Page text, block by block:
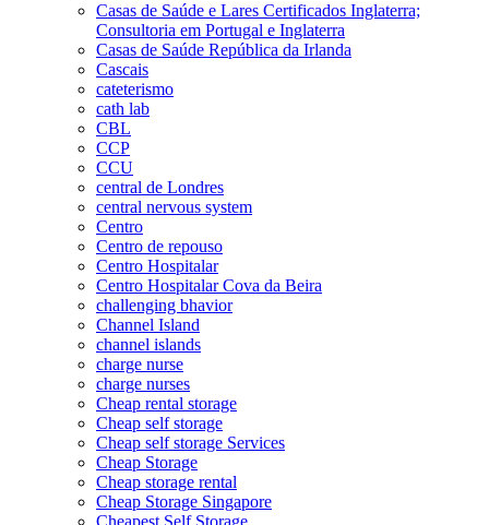
Casas de Saúde e Lares Certificados Inglaterra;
Consultoria em Portugal e Inglaterra
Casas de Saúde República da Irlanda
Cascais
cateterismo
cath lab
CBL
CCP
CCU
central de Londres
central nervous system
Centro
Centro de repouso
Centro Hospitalar
Centro Hospitalar Cova da Beira
challenging bhavior
Channel Island
channel islands
charge nurse
charge nurses
Cheap rental storage
Cheap self storage
Cheap self storage Services
Cheap Storage
Cheap storage rental
Cheap Storage Singapore
Cheapest Self Storage